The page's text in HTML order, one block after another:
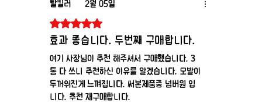
탈킬러 2월 05일
별점 5점 중 5점을 주었습니다.
효과 좋습니다. 두번째 구매합니다.
여기 사장님이 추천 해주셔서 구매했습니다. 3
통 다 쓰니 추천하신 이유를 알겠습니다. 모발이
두꺼워진게 느껴집니다. 써본제품중 넘버원 입
니다. 추천 재구매합니다.